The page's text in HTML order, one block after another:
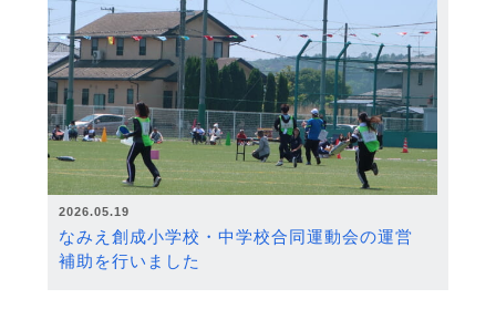
2026.05.19
なみえ創成小学校・中学校合同運動会の運営
補助を行いました